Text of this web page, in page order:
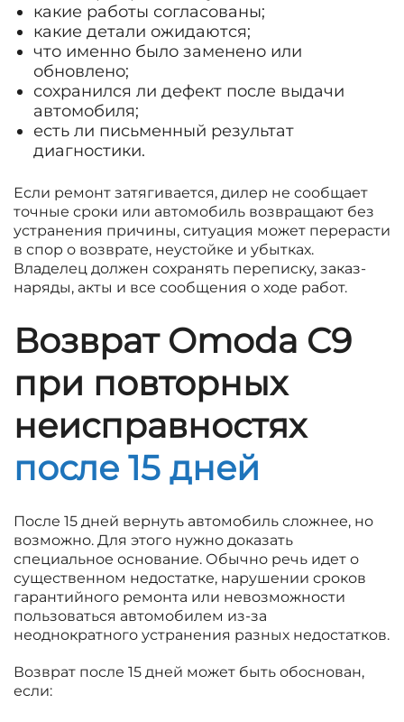
какие работы согласованы;
какие детали ожидаются;
что именно было заменено или
обновлено;
сохранился ли дефект после выдачи
автомобиля;
есть ли письменный результат
диагностики.
Если ремонт затягивается, дилер не сообщает
точные сроки или автомобиль возвращают без
устранения причины, ситуация может перерасти
в спор о возврате, неустойке и убытках.
Владелец должен сохранять переписку, заказ-
наряды, акты и все сообщения о ходе работ.
Возврат Omoda C9
при повторных
неисправностях
после 15 дней
После 15 дней вернуть автомобиль сложнее, но
возможно. Для этого нужно доказать
специальное основание. Обычно речь идет о
существенном недостатке, нарушении сроков
гарантийного ремонта или невозможности
пользоваться автомобилем из-за
неоднократного устранения разных недостатков.
Возврат после 15 дней может быть обоснован,
если: